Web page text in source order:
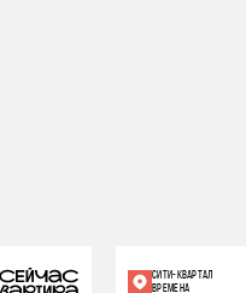
СИТИ-КВАРТАЛ
ВРЕМЕНА